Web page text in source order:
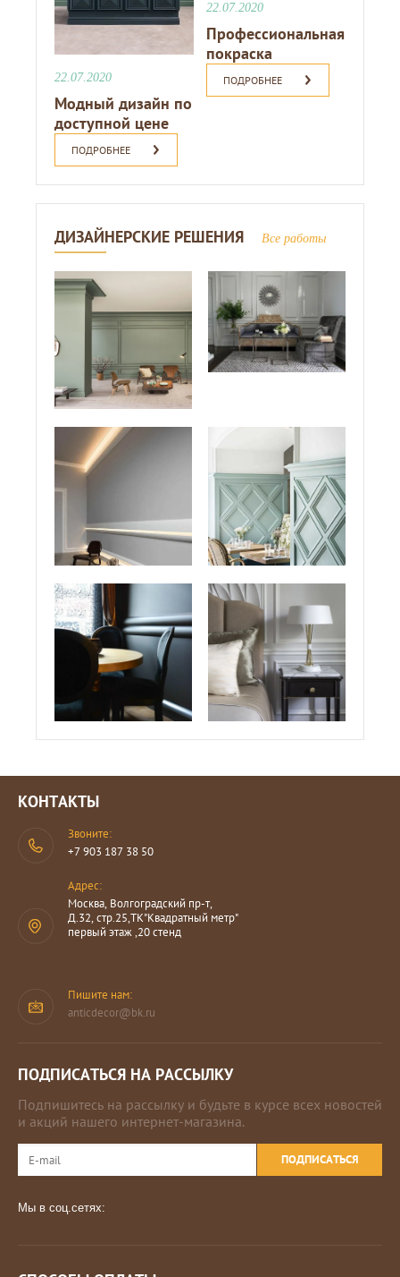
22.07.2020
Модный дизайн по
доступной цене
ПОДРОБНЕЕ
22.07.2020
Профессиональная
покраска
ПОДРОБНЕЕ
ДИЗАЙНЕРСКИЕ РЕШЕНИЯ Все работы
КОНТАКТЫ
Звоните:
+7 903 187 38 50
Адрес:
Москва, Волгоградский пр-т,
Д.32, стр.25,ТК"Квадратный метр"
первый этаж ,20 стенд
Пишите нам:
anticdecor@bk.ru
ПОДПИСАТЬСЯ НА РАССЫЛКУ
Подпишитесь на рассылку и будьте в курсе всех новостей
и акций нашего интернет-магазина.
ПОДПИСАТЬСЯ
Мы в соц.сетях: